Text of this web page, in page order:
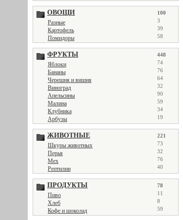
ОВОЩИ 100
Разные 3
Картофель 39
Помидоры 58
ФРУКТЫ 448
Яблоки 74
Бананы 76
Черешня и вишня 64
Виноград 32
Апельсины 90
Малина 59
Клубника 34
Арбузы 19
ЖИВОТНЫЕ 221
Шкуры животных 73
Перья 32
Мех 76
Рептилии 40
ПРОДУКТЫ 78
Пиво 11
Хлеб 8
Кофе и шоколад 59